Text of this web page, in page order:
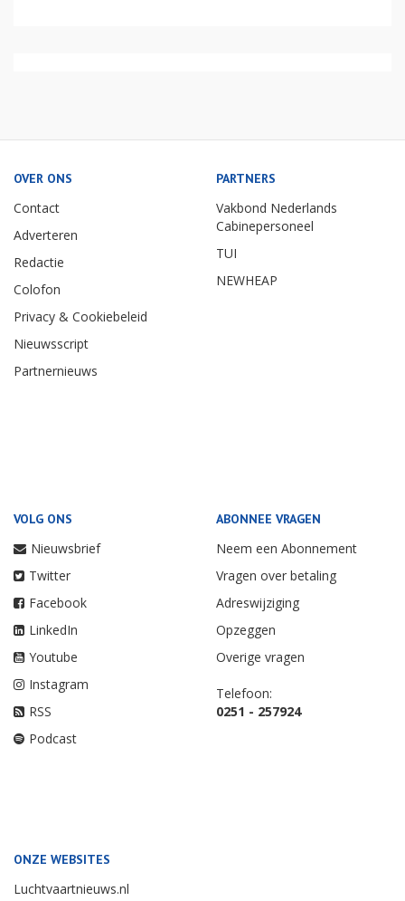
OVER ONS
Contact
Adverteren
Redactie
Colofon
Privacy & Cookiebeleid
Nieuwsscript
Partnernieuws
PARTNERS
Vakbond Nederlands
Cabinepersoneel
TUI
NEWHEAP
VOLG ONS
Nieuwsbrief
Twitter
Facebook
LinkedIn
Youtube
Instagram
RSS
Podcast
ABONNEE VRAGEN
Neem een Abonnement
Vragen over betaling
Adreswijziging
Opzeggen
Overige vragen
Telefoon:
0251 - 257924
ONZE WEBSITES
Luchtvaartnieuws.nl